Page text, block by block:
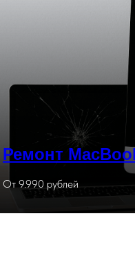
Ремонт
От 9.990 рублей